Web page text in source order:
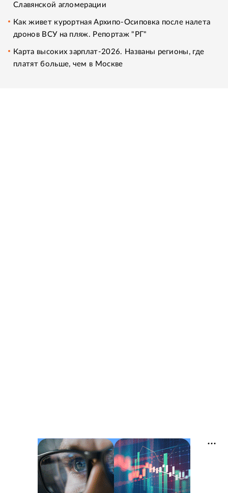
Славянской агломерации
Как живет курортная Архипо-Осиповка после налета
дронов ВСУ на пляж. Репортаж "РГ"
Карта высоких зарплат-2026. Названы регионы, где
платят больше, чем в Москве